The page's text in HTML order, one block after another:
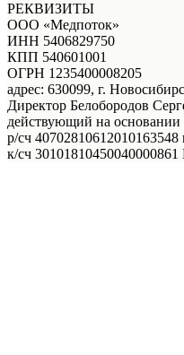
РЕКВИЗИТЫ
ООО «Медпоток»
ИНН 5406829750
КПП 540601001
ОГРН 1235400008205
адрес: 630099, г.
Директор Белобородов
действующий на основании
р/сч
к/сч